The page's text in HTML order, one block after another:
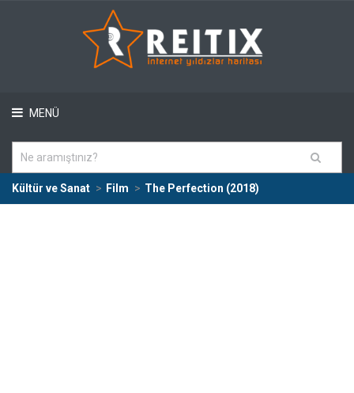
MENÜ
Kültür ve Sanat Film The Perfection (2018)